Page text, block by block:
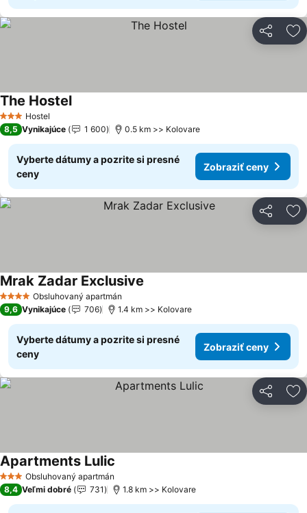
Zdieľať
3 Počet hviezdičiek
Hostel
The HostelZobraziť ceny
8,5 Vynikajúce 1 600 0.5 km >> Kolovare
Vyberte dátumy a pozrite si presné
ceny
Zobraziť ceny
Zdieľať
4 Počet hviezdičiek
Obsluhovaný apartmán
Mrak Zadar Exclusive
9,6 Vynikajúce 706 1.4 km >> Kolovare
Vyberte dátumy a pozrite si presné
ceny
Zobraziť ceny
Zdieľať
3 Počet hviezdičiek
Obsluhovaný apartmán
Apartments Lulic
8,4 Veľmi dobré 731 1.8 km >> Kolovare